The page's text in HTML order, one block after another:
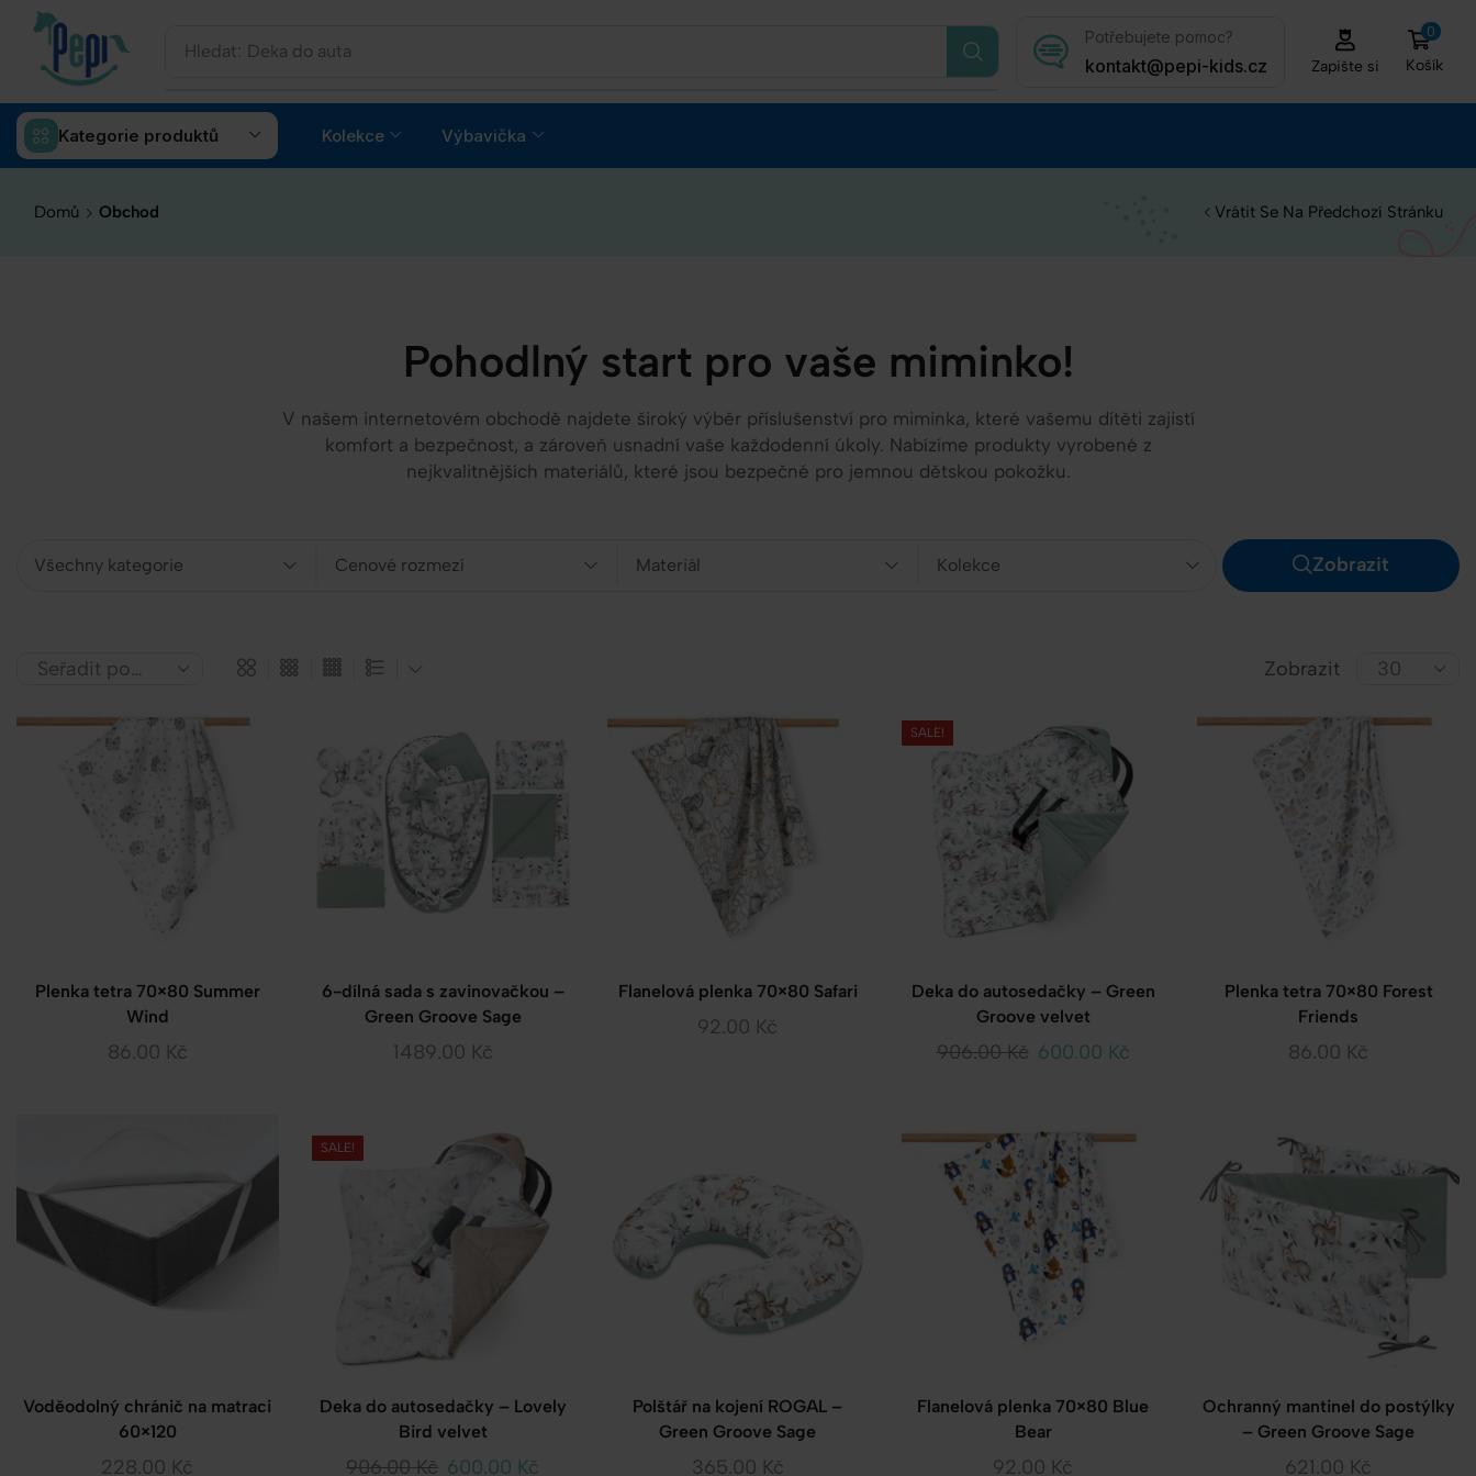
Hledat: Deka do auta
Potřebujete pomoc?
kontakt@pepi-kids.cz Zapište si
0
Košík
Kategorie produktů Kolekce Výbavička
Domů Obchod Vrátit Se Na Předchozí Stránku
Pohodlný start pro vaše miminko!
V našem internetovém obchodě najdete široký výběr příslušenství pro miminka, které vašemu dítěti zajistí
komfort a bezpečnost, a zároveň usnadní vaše každodenní úkoly. Nabízíme produkty vyrobené z
nejkvalitnějších materiálů, které jsou bezpečné pro jemnou dětskou pokožku.
Všechny kategorie Cenové rozmezí Materiál Kolekce Zobrazit
Zobrazit
Plenka tetra 70×80 Summer
Wind
86.00 Kč
6-dílná sada s zavinovačkou –
Green Groove Sage
1489.00 Kč
Flanelová plenka 70×80 Safari
92.00 Kč
SALE!
Deka do autosedačky – Green
Groove velvet
906.00Kč 600.00 Kč
Plenka tetra 70×80 Forest
Friends
86.00 Kč
Voděodolný chránič na matraci
60×120
228.00 Kč
SALE!
Deka do autosedačky – Lovely
Bird velvet
906.00Kč 600.00 Kč
Polštář na kojení ROGAL –
Green Groove Sage
365.00 Kč
Flanelová plenka 70×80 Blue
Bear
92.00 Kč
Ochranný mantinel do postýlky
– Green Groove Sage
621.00 Kč